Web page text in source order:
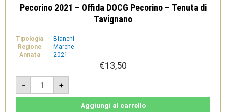
Pecorino 2021 – Offida DOCG Pecorino – Tenuta di
Tavignano
Tipologia
Bianchi
Regione
Marche
Annata
2021
€13,50
-
Pecorino
2021
-
Offida
+
Aggiungi al carrello